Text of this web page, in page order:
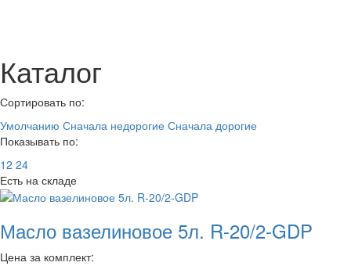
Каталог
Сортировать по:
Умолчанию Сначала недорогие Сначала дорогие
Показывать по:
12 24
Есть на складе
Масло вазелиновое 5л. R-20/2-GDP
Цена за комплект: